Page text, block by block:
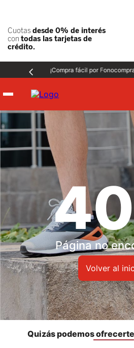
¡Compra fácil por
Hombre
Mujer
Niños
Accesorios
🏃‍♀️🏃‍♂️ Zona del Hincha
👀 Lo Nuevo
🤑 Zona Outlet
Página no
Volver al
Quizás podemos